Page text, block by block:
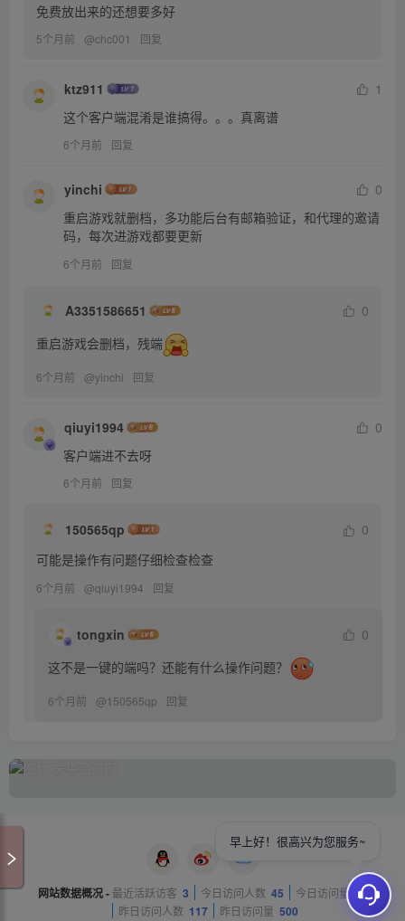
免费放出来的还想要多好
5个月前 @chc001 回复
ktz911
1
这个客户端混淆是谁搞得。。。真离谱
6个月前 回复
yinchi
0
重启游戏就删档，多功能后台有邮箱验证，和代理的邀请
码，每次进游戏都要更新
6个月前 回复
A3351586651
0
重启游戏会删档，残端
6个月前 @yinchi 回复
qiuyi1994
0
客户端进不去呀
6个月前 回复
150565qp
0
可能是操作有问题仔细检查检查
6个月前 @qiuyi1994 回复
tongxin
0
这不是一键的端吗？还能有什么操作问题？
6个月前 @150565qp 回复
网站数据概况 - 最近活跃访客 3 今日访问人数 45 今日访问量 81
昨日访问人数 117 昨日访问量 500
早上好！很高兴为您服务~